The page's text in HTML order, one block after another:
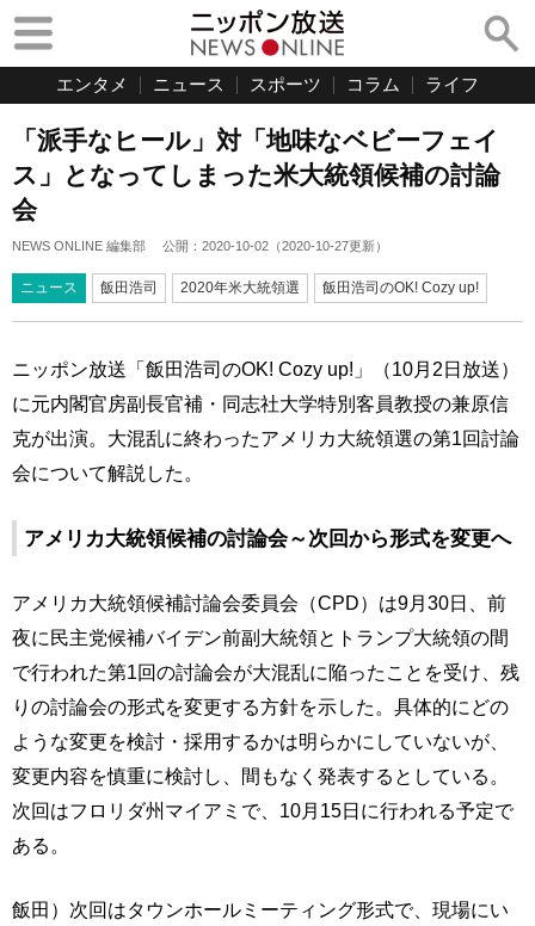
エンタメ ニュース スポーツ コラム ライフ
「派手なヒール」対「地味なベビーフェイ
ス」となってしまった米大統領候補の討論
会
NEWS ONLINE 編集部 公開： 2020-10-02 （2020-10-27更新）
ニュース 飯田浩司 2020年米大統領選 飯田浩司のOK! Cozy up!
ニッポン放送「飯田浩司のOK! Cozy up!」（10月2日放送）
に元内閣官房副長官補・同志社大学特別客員教授の兼原信
克が出演。大混乱に終わったアメリカ大統領選の第1回討論
会について解説した。
アメリカ大統領候補の討論会～次回から形式を変更へ
アメリカ大統領候補討論会委員会（CPD）は9月30日、前
夜に民主党候補バイデン前副大統領とトランプ大統領の間
で行われた第1回の討論会が大混乱に陥ったことを受け、残
りの討論会の形式を変更する方針を示した。具体的にどの
ような変更を検討・採用するかは明らかにしていないが、
変更内容を慎重に検討し、間もなく発表するとしている。
次回はフロリダ州マイアミで、10月15日に行われる予定で
ある。
飯田）次回はタウンホールミーティング形式で、現場にい